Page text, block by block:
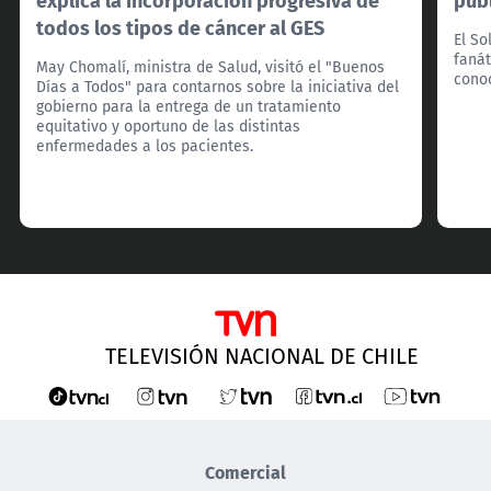
todos los tipos de cáncer al GES
May Chomalí, ministra de Salud, visitó el "Buenos
Días a Todos" para contarnos sobre la iniciativa del
gobierno para la entrega de un tratamiento
equitativo y oportuno de las distintas
enfermedades a los pacientes.
El
TELEVISIÓN NACIONAL DE CHILE
Comercial